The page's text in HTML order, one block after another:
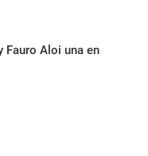
Fauro Aloi una en